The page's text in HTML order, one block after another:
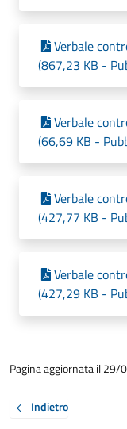
Verbale
(867,23 KB -
Verbale
(66,69 KB -
Verbale
(427,77 KB -
Verbale
(427,29 KB -
Pagina aggiornata il
Indietro